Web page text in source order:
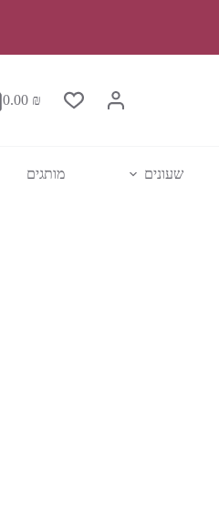
סל0.00 ₪
שעונים מותגים